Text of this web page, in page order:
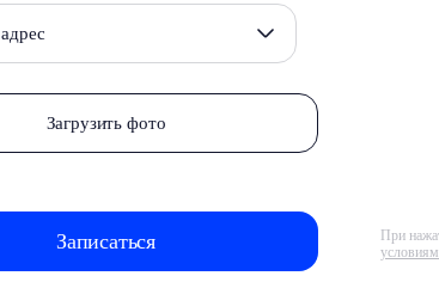
Загрузить фото
При